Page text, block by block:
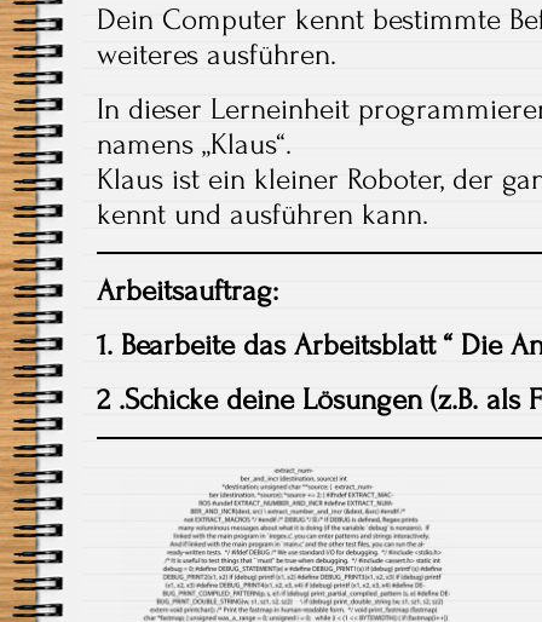
Dein Computer kennt bestimmte
weiteres ausführen.
In dieser Lerneinheit
namens „Klaus“.
Klaus ist ein kleiner Roboter, der
kennt und ausführen kann.
Arbeitsauftrag:
1. Bearbeite das Arbeitsblatt “ Die
2 .Schicke deine Lösungen (z.B. als